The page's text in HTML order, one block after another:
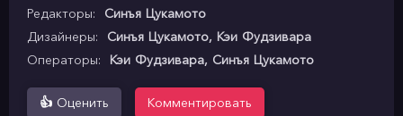
Редакторы:
Синъя Цукамото
Дизайнеры:
Синъя Цукамото, Кэи Фудзивара
Операторы:
Кэи Фудзивара, Синъя Цукамото
👍 Оценить Комментировать